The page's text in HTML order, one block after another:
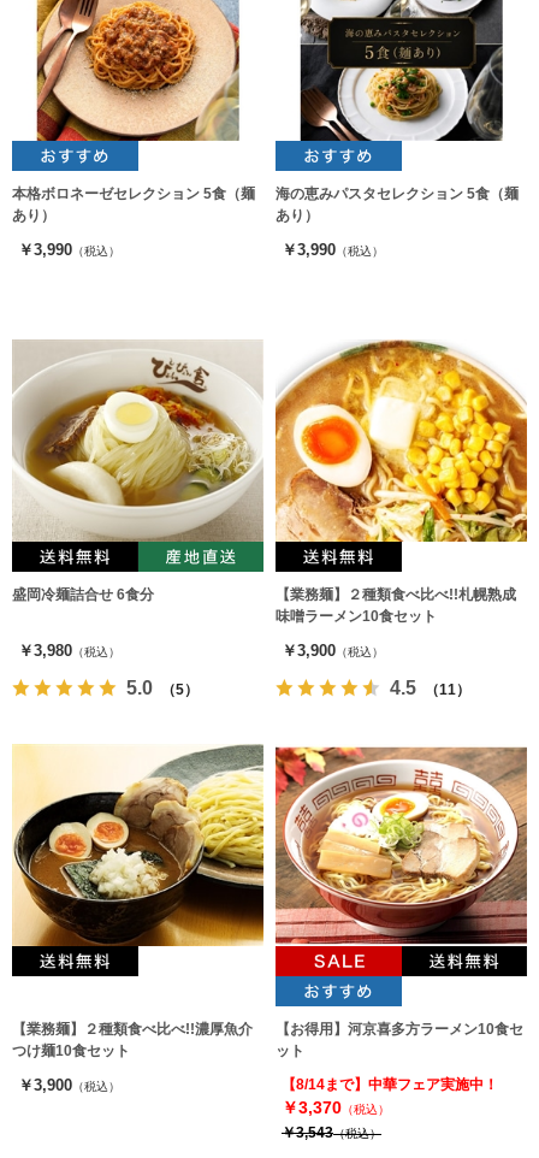
本格ボロネーゼセレクション 5食（麺
あり）
￥3,990 （税込）
海の恵みパスタセレクション 5食（麺
あり）
￥3,990 （税込）
盛岡冷麺詰合せ 6食分
￥3,980 （税込）
5.0 （5）
【業務麺】２種類食べ比べ!!札幌熟成
味噌ラーメン10食セット
￥3,900 （税込）
4.5 （11）
【業務麺】２種類食べ比べ!!濃厚魚介
つけ麺10食セット
￥3,900 （税込）
【お得用】河京喜多方ラーメン10食セ
ット
【8/14まで】中華フェア実施中！
￥3,370 （税込）
￥3,543（税込）